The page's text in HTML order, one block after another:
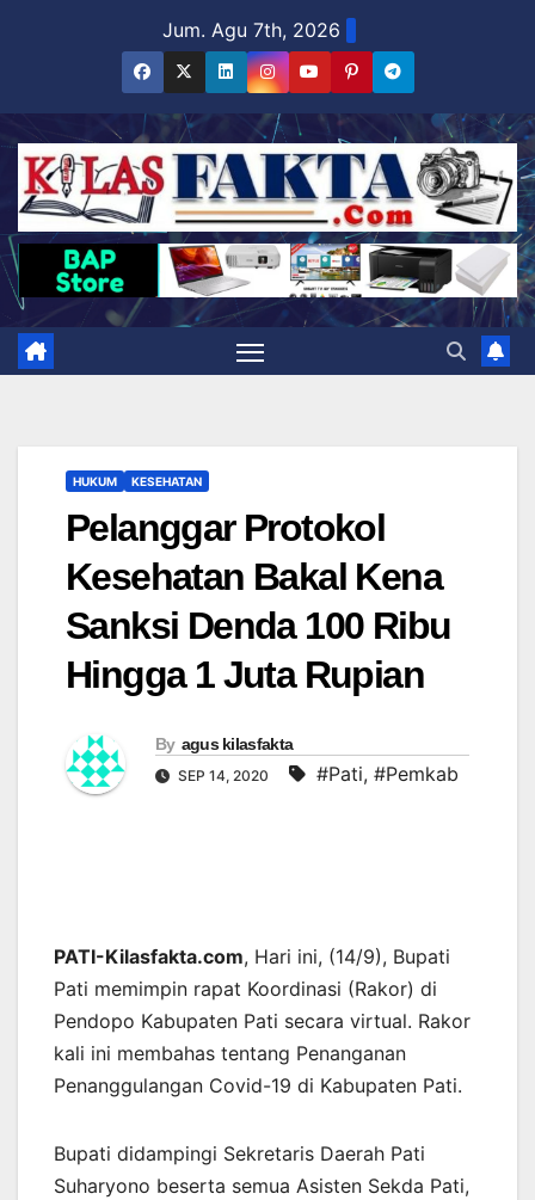
Jum. Agu 7th, 2026
HUKUM KESEHATAN
Pelanggar Protokol
Kesehatan Bakal Kena
Sanksi Denda 100 Ribu
Hingga 1 Juta Rupian
By agus kilasfakta
SEP 14, 2020 #Pati, #Pemkab
PATI-Kilasfakta.com, Hari ini, (14/9), Bupati
Pati memimpin rapat Koordinasi (Rakor) di
Pendopo Kabupaten Pati secara virtual. Rakor
kali ini membahas tentang Penanganan
Penanggulangan Covid-19 di Kabupaten Pati.
Bupati didampingi Sekretaris Daerah Pati
Suharyono beserta semua Asisten Sekda Pati,